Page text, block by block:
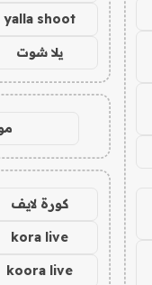
yalla shoot
يلا شوت
كورة لايف
kora live
koora live